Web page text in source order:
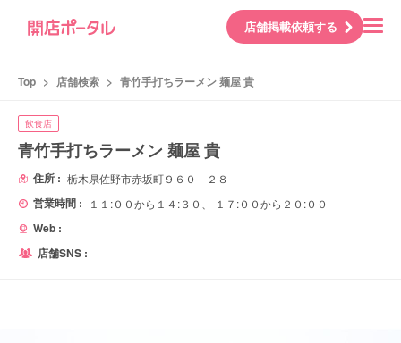
店舗掲載依頼する
Top > 店舗検索 > 青竹手打ちラーメン 麺屋 貴
飲食店
青竹手打ちラーメン 麺屋 貴
住所 : 栃木県佐野市赤坂町９６０－２８
営業時間 : １１:００から１４:３０、 １７:００から２０:００
Web : -
店舗SNS :